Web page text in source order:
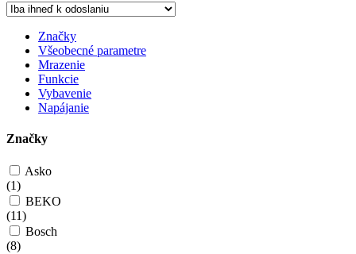
Značky
Všeobecné parametre
Mrazenie
Funkcie
Vybavenie
Napájanie
Značky
Asko
(1)
BEKO
(11)
Bosch
(8)